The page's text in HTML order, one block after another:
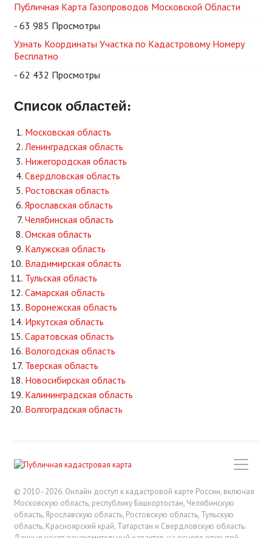
Публичная Карта Газопроводов Московской Области
- 63 985 Просмотры
Узнать Координаты Участка по Кадастровому Номеру
Бесплатно
- 62 432 Просмотры
Список областей:
Московская область
Ленинградская область
Нижегородская область
Свердловская область
Ростовская область
Ярославская область
Челябинская область
Омская область
Калужская область
Владимирская область
Тульская область
Самарская область
Воронежская область
Иркутская область
Саратовская область
Вологодская область
Тверская область
Новосибирская область
Калининградская область
Волгоградская область
© 2010 - 2026. Онлайн доступ к кадастровой карте России, включая
Московскую область, республику Башкортостан, Челябинскую
область, Ярославскую область, Ростовскую область, Тульскую
область, Красноярский край, Татарстан и Свердловскую область.